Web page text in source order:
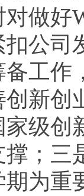
对做好
扣公司
备工作
创新创
家级创
撑；三
期为重